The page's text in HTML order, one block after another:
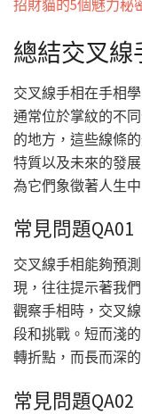
招財貓的5個魅力秘
總結交叉線
交叉線手相在手相
通常位於掌紋的不
的地方，這些線條
特質以及未來的發
為它們象徵著人生
常見問題
交叉線手相能夠預
現，往往提示著我
觀察手相時，交叉
段和挑戰。短而淺
轉折點，而長而深
常見問題